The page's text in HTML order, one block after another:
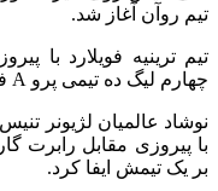
تیم روآن آغاز شد.
چهارم لیگ ده تیمی پرو A فرانسه قرار گرفت.
نوشاد عالمیان لژیونر
بر یک تیمش ایفا کرد.